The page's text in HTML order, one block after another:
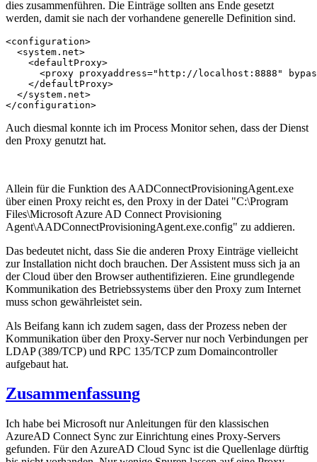
dies zusammenführen. Die Einträge sollten ans Ende gesetzt
werden, damit sie nach der vorhandene generelle Definition sind.
<configuration>
  <system.net>
    <defaultProxy>
<proxy proxyaddress="http://localhost:8888"
    </defaultProxy>
  </system.net>
</configuration>
Auch diesmal konnte ich im Process Monitor sehen, dass der Dienst
den Proxy genutzt hat.
Allein für die Funktion des AADConnectProvisioningAgent.exe
über einen Proxy reicht es, den Proxy in der Datei "C:\Program
Files\Microsoft Azure AD Connect Provisioning
Agent\AADConnectProvisioningAgent.exe.config" zu addieren.
Das bedeutet nicht, dass Sie die anderen Proxy Einträge vielleicht
zur Installation nicht doch brauchen. Der Assistent muss sich ja an
der Cloud über den Browser authentifizieren. Eine grundlegende
Kommunikation des Betriebssystems über den Proxy zum Internet
muss schon gewährleistet sein.
Als Beifang kann ich zudem sagen, dass der Prozess neben der
Kommunikation über den Proxy-Server nur noch Verbindungen per
LDAP (389/TCP) und RPC 135/TCP zum Domaincontroller
aufgebaut hat.
Zusammenfassung
Ich habe bei Microsoft nur Anleitungen für den klassischen
AzureAD Connect Sync zur Einrichtung eines Proxy-Servers
gefunden. Für den AzureAD Cloud Sync ist die Quellenlage dürftig